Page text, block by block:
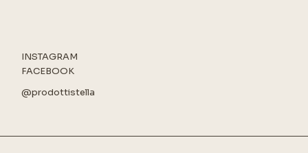
INSTAGRAM
FACEBOOK
@prodottistella